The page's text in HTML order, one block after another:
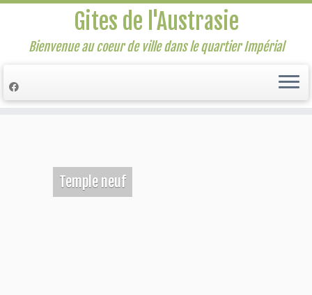
Gites de l'Austrasie
Bienvenue au coeur de ville dans le quartier Impérial
Temple neuf